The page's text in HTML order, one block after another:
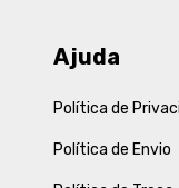
Ajuda
Política de
Política de Envio